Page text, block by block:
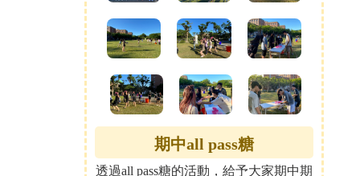
期中all pass糖
透過all pass糖的活動，給予大家期中期